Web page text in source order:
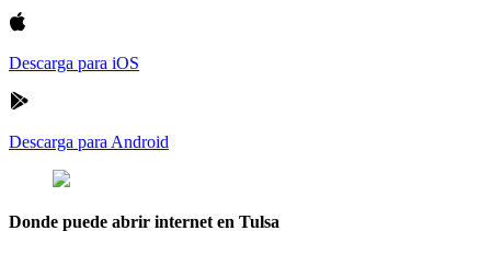
Descarga para iOS
Descarga para Android
Donde puede abrir internet en Tulsa